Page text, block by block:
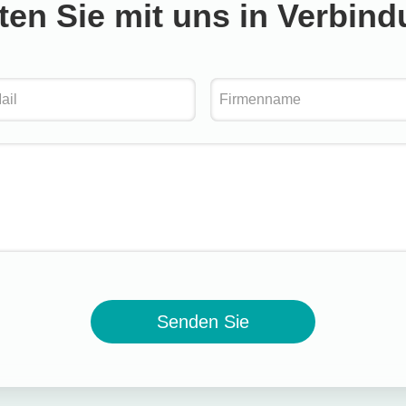
Sie mit uns in
Senden Sie